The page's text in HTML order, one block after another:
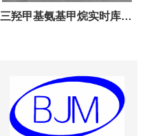
三羟甲基氨基甲烷实时库存,